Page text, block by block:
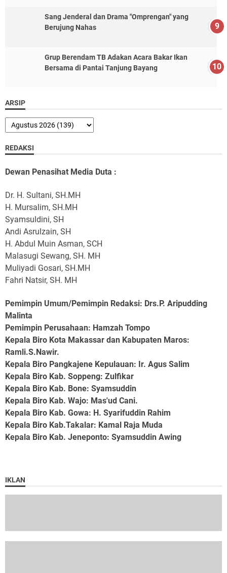
Sang Jenderal dan Drama "Omprengan" yang
Berujung Nahas
Grup Berendam TB Adakan Acara Bakar Ikan
Bersama di Pantai Tanjung Bayang
ARSIP
REDAKSI
Dewan Penasihat Media Duta :
Dr. H. Sultani, SH.MH
H. Mursalim, SH.MH
Syamsuldini, SH
Andi Asrulzain, SH
H. Abdul Muin Asman, SCH
Malasugi Sewang, SH. MH
Muliyadi Gosari, SH.MH
Fahri Natsir, SH. MH
Pemimpin Umum/Pemimpin Redaksi: Drs.P. Aripudding
Malinta
Pemimpin Perusahaan: Hamzah Tompo
Kepala Biro Kota Makassar dan Kabupaten Maros:
Ramli.S.Nawir.
Kepala Biro Pangkajene Kepulauan: Ir. Agus Salim
Kepala Biro Kab. Soppeng: Zulfikar
Kepala Biro Kab. Bone: Syamsuddin
Kepala Biro Kab. Wajo: Mas'ud Cani.
Kepala Biro Kab. Gowa: H. Syarifuddin Rahim
Kepala Biro Kab.Takalar: Kamal Raja Muda
Kepala Biro Kab. Jeneponto: Syamsuddin Awing
IKLAN